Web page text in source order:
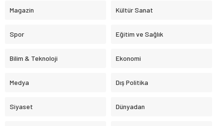
Magazin Kültür Sanat
Spor Eğitim ve Sağlık
Bilim & Teknoloji Ekonomi
Medya Dış Politika
Siyaset Dünyadan